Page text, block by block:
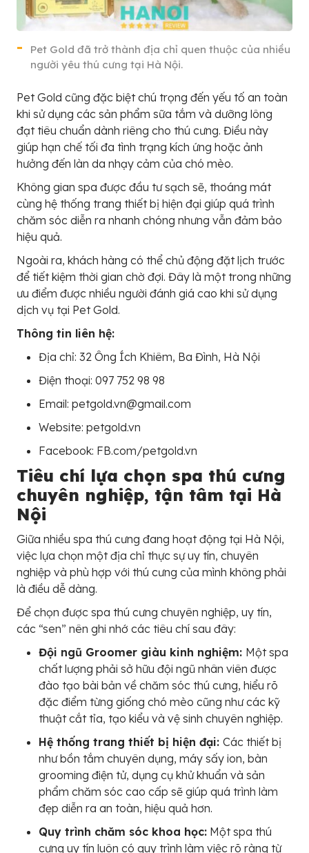
Pet Gold đã trở thành địa chỉ quen thuộc của nhiều
người yêu thú cưng tại Hà Nội.
Pet Gold cũng đặc biệt chú trọng đến yếu tố an toàn
khi sử dụng các sản phẩm sữa tắm và dưỡng lông
đạt tiêu chuẩn dành riêng cho thú cưng. Điều này
giúp hạn chế tối đa tình trạng kích ứng hoặc ảnh
hưởng đến làn da nhạy cảm của chó mèo.
Không gian spa được đầu tư sạch sẽ, thoáng mát
cùng hệ thống trang thiết bị hiện đại giúp quá trình
chăm sóc diễn ra nhanh chóng nhưng vẫn đảm bảo
hiệu quả.
Ngoài ra, khách hàng có thể chủ động đặt lịch trước
để tiết kiệm thời gian chờ đợi. Đây là một trong những
ưu điểm được nhiều người đánh giá cao khi sử dụng
dịch vụ tại Pet Gold.
Thông tin liên hệ:
Địa chỉ: 32 Ông Ích Khiêm, Ba Đình, Hà Nội
Điện thoại: 097 752 98 98
Email: petgold.vn@gmail.com
Website: petgold.vn
Facebook: FB.com/petgold.vn
Tiêu chí lựa chọn spa thú cưng
chuyên nghiệp, tận tâm tại Hà
Nội
Giữa nhiều spa thú cưng đang hoạt động tại Hà Nội,
việc lựa chọn một địa chỉ thực sự uy tín, chuyên
nghiệp và phù hợp với thú cưng của mình không phải
là điều dễ dàng.
Để chọn được spa thú cưng chuyên nghiệp, uy tín,
các “sen” nên ghi nhớ các tiêu chí sau đây:
Đội ngũ Groomer giàu kinh nghiệm: Một spa
chất lượng phải sở hữu đội ngũ nhân viên được
đào tạo bài bản về chăm sóc thú cưng, hiểu rõ
đặc điểm từng giống chó mèo cũng như các kỹ
thuật cắt tỉa, tạo kiểu và vệ sinh chuyên nghiệp.
Hệ thống trang thiết bị hiện đại: Các thiết bị
như bồn tắm chuyên dụng, máy sấy ion, bàn
grooming điện tử, dụng cụ khử khuẩn và sản
phẩm chăm sóc cao cấp sẽ giúp quá trình làm
đẹp diễn ra an toàn, hiệu quả hơn.
Quy trình chăm sóc khoa học: Một spa thú
cưng uy tín luôn có quy trình làm việc rõ ràng từ